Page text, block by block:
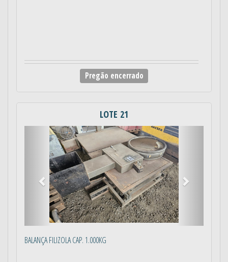
Pregão encerrado
LOTE 21
Anterior
BALANÇA FILIZOLA CAP. 1.000KG